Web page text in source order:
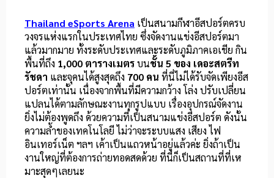
Thailand eSports Arena เป็นสนามกีฬาอีสปอร์ตครบ
วงจรแห่งแรกในประเทศไทย ซึ่งจัดงานแข่งอีสปอร์ตมา
แล้วมากมาย ทั้งระดับประเทศและระดับภูมิภาคเอเชีย กิน
พื้นที่ถึง 1,000 ตารางเมตรบนชั้น 5 ของ เดอะสตรีท
รัชดา และจุคนได้สูงสุดถึง 700 คน ที่นี่ไม่ได้รับจัดเพียงอีส
ปอร์ตเท่านั้น เนื่องจากพื้นที่มีความกว้าง โล่ง ปรับเปลี่ยน
แปลนได้ตามลักษณะงานทุกรูปแบบ เรื่องอุปกรณ์จัดงาน
ยิ่งไม่ต้องพูดถึง ด้วยความที่เป็นสนามแข่งอีสปอร์ต ดังนั้น
ความล้ำของเทคโนโลยี ไม่ว่าจะระบบแสง เสียง ไฟ
อินเทอร์เน็ต ฯลฯ เค้าเป็นแถวหน้าอยู่แล้วค่ะ ยิ่งถ้าเป็น
งานใหญ่ที่ต้องการถ่ายทอดสดด้วย ที่นี่ก็เป็นสถานที่ที่เห
มาะสุดๆเลยนะ